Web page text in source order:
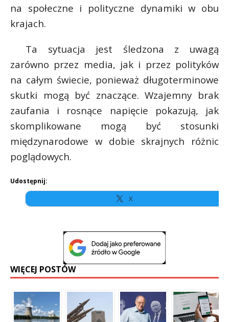
na społeczne i polityczne dynamiki w obu
krajach.
Ta sytuacja jest śledzona z uwagą
zarówno przez media, jak i przez polityków
na całym świecie, ponieważ długoterminowe
skutki mogą być znaczące. Wzajemny brak
zaufania i rosnące napięcie pokazują, jak
skomplikowane mogą być stosunki
międzynarodowe w dobie skrajnych różnic
poglądowych.
Udostępnij:
X
WIĘCEJ POSTÓW